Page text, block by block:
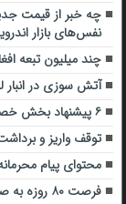
چه خبر از قیمت
نفس‌های بازار
چند میلیون تبعه
آتش سوزی در انبار
۶ پیشنهاد بخش خصوصی برای اصلاح لایحه ایجاد وزارت بازرگانی
توقف واریز و
محتوای پیام
فرصت ۸۰ روزه به صادرکنندگان برای فروش ارز در نیما